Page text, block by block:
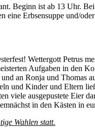
Beginn ist ab 13 Uhr.
Erbsensuppe und/
Wettergott Petrus
Aufgaben in den
an Ronja und Thomas
und Kinder und Eltern
viele ausgepustete Eier
in den Kästen in
Wahlen statt.